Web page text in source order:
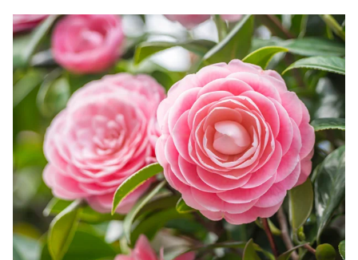
Start
Tagesreisen
Mehrtagesreisen
Bus anmieten
Linienverkehr
Service
Kontakt